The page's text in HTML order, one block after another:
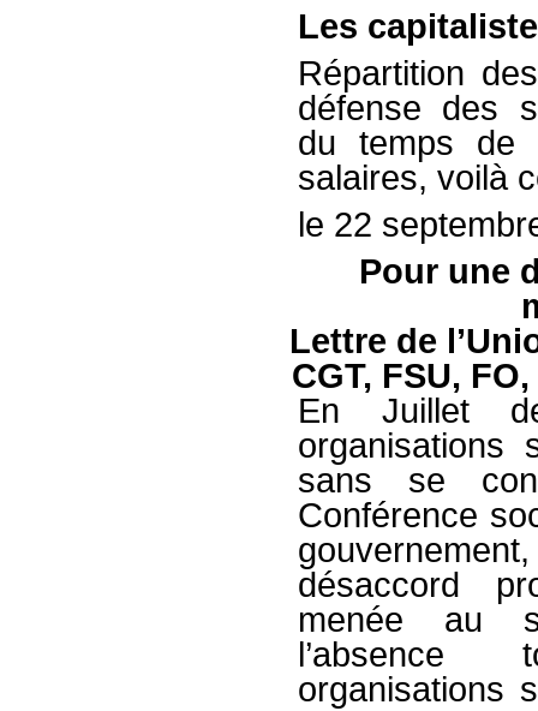
Les
Répartition
défense des
du temps de
salaires, voilà
le 22
Pour une
Lettre de
CGT, FSU,
En Juillet
organisations
sans se
Conférence
désaccord
menée au
l’absence
organisations